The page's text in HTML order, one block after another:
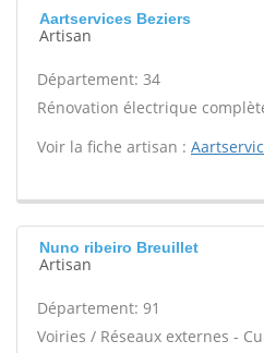
Aartservices Beziers
Artisan
Département: 34
Rénovation électrique
Voir la fiche artisan :
Nuno ribeiro Breuillet
Artisan
Département: 91
Voiries / Réseaux externes -